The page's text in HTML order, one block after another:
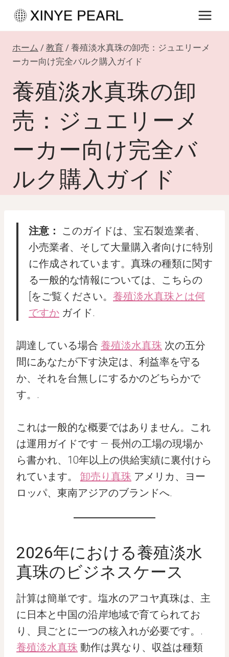
ホーム / 教育 / 養殖淡水真珠の卸売：ジュエリーメ
ーカー向け完全バルク購入ガイド
養殖淡水真珠の卸
売：ジュエリーメ
ーカー向け完全バ
ルク購入ガイド
注意：
このガイドは、宝石製造業者、
小売業者、そして大量購入者向けに特別
に作成されています。真珠の種類に関す
る一般的な情報については、こちらの
[をご覧ください。 養殖淡水真珠とは何
ですか ガイド.
調達している場合 養殖淡水真珠 次の五分
間にあなたが下す決定は、利益率を守る
か、それを台無しにするかのどちらかで
す。.
これは一般的な概要ではありません。これ
は運用ガイドです — 長州の工場の現場か
ら書かれ、10年以上の供給実績に裏付けら
れています。 卸売り真珠 アメリカ、ヨー
ロッパ、東南アジアのブランドへ.
2026年における養殖淡水
真珠のビジネスケース
計算は簡単です。塩水のアコヤ真珠は、主
に日本と中国の沿岸地域で育てられてお
り、貝ごとに一つの核入れが必要です。.
養殖淡水真珠 動作は異なり、収益は種類